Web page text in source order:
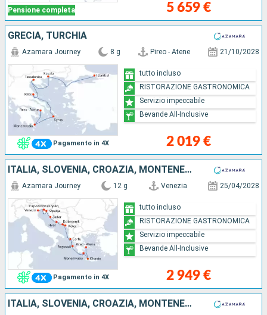
Pensione completa 5 659 €
GRECIA, TURCHIA
Pagamento in 4X
Azamara Journey 8 g Pireo - Atene 21/10/2028
2 019 €
tutto incluso
RISTORAZIONE GASTRONOMICA
Servizio impeccabile
Bevande All-Inclusive
ITALIA, SLOVENIA, CROAZIA, MONTENEGRO, GRECIA
Pagamento in 4X
Azamara Journey 12 g Venezia 25/04/2028
2 949 €
tutto incluso
RISTORAZIONE GASTRONOMICA
Servizio impeccabile
Bevande All-Inclusive
ITALIA, SLOVENIA, CROAZIA, MONTENEGRO, GRECIA